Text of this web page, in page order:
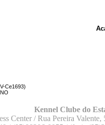
Ce1693)
Kennel Clube do
Center / Rua Pereira